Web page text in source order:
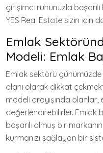
girişimci ruhunuzla
YES Real Estate sizin için
Emlak
Modeli: Emlak
Emlak sektörü
alanı olarak dikkat
modeli arayışında olanlar,
değerlendirebilirler. Emlak
başarılı olmuş bir
kurmanızı sağlayan bir